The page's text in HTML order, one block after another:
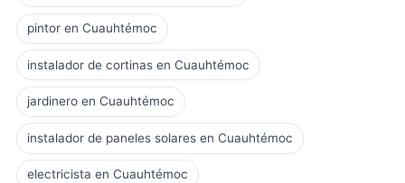
pintor en Cuauhtémoc
instalador de cortinas en Cuauhtémoc
jardinero en Cuauhtémoc
instalador de paneles solares en Cuauhtémoc
electricista en Cuauhtémoc